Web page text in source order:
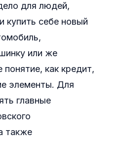
для людей,
купить себе новый
или же
понятие, как кредит,
элементы. Для
главные
также